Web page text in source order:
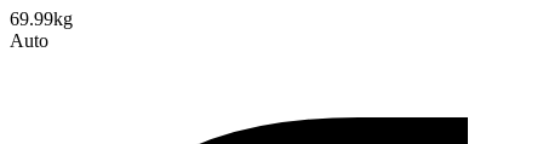
69.99kg
Auto